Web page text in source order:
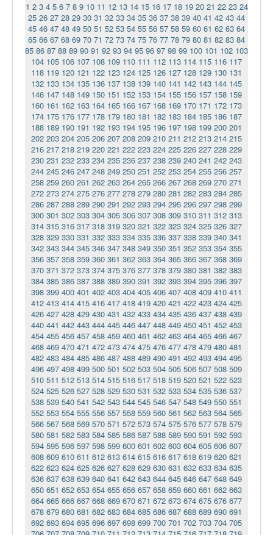
1 2 3 4 5 6 7 8 9 10 11 12 13 14 15 16 17 18 19 20 21 22 23 24
25 26 27 28 29 30 31 32 33 34 35 36 37 38 39 40 41 42 43 44
45 46 47 48 49 50 51 52 53 54 55 56 57 58 59 60 61 62 63 64
65 66 67 68 69 70 71 72 73 74 75 76 77 78 79 80 81 82 83 84
85 86 87 88 89 90 91 92 93 94 95 96 97 98 99 100 101 102 103
104 105 106 107 108 109 110 111 112 113 114 115 116 117
118 119 120 121 122 123 124 125 126 127 128 129 130 131
132 133 134 135 136 137 138 139 140 141 142 143 144 145
146 147 148 149 150 151 152 153 154 155 156 157 158 159
160 161 162 163 164 165 166 167 168 169 170 171 172 173
174 175 176 177 178 179 180 181 182 183 184 185 186 187
188 189 190 191 192 193 194 195 196 197 198 199 200 201
202 203 204 205 206 207 208 209 210 211 212 213 214 215
216 217 218 219 220 221 222 223 224 225 226 227 228 229
230 231 232 233 234 235 236 237 238 239 240 241 242 243
244 245 246 247 248 249 250 251 252 253 254 255 256 257
258 259 260 261 262 263 264 265 266 267 268 269 270 271
272 273 274 275 276 277 278 279 280 281 282 283 284 285
286 287 288 289 290 291 292 293 294 295 296 297 298 299
300 301 302 303 304 305 306 307 308 309 310 311 312 313
314 315 316 317 318 319 320 321 322 323 324 325 326 327
328 329 330 331 332 333 334 335 336 337 338 339 340 341
342 343 344 345 346 347 348 349 350 351 352 353 354 355
356 357 358 359 360 361 362 363 364 365 366 367 368 369
370 371 372 373 374 375 376 377 378 379 380 381 382 383
384 385 386 387 388 389 390 391 392 393 394 395 396 397
398 399 400 401 402 403 404 405 406 407 408 409 410 411
412 413 414 415 416 417 418 419 420 421 422 423 424 425
426 427 428 429 430 431 432 433 434 435 436 437 438 439
440 441 442 443 444 445 446 447 448 449 450 451 452 453
454 455 456 457 458 459 460 461 462 463 464 465 466 467
468 469 470 471 472 473 474 475 476 477 478 479 480 481
482 483 484 485 486 487 488 489 490 491 492 493 494 495
496 497 498 499 500 501 502 503 504 505 506 507 508 509
510 511 512 513 514 515 516 517 518 519 520 521 522 523
524 525 526 527 528 529 530 531 532 533 534 535 536 537
538 539 540 541 542 543 544 545 546 547 548 549 550 551
552 553 554 555 556 557 558 559 560 561 562 563 564 565
566 567 568 569 570 571 572 573 574 575 576 577 578 579
580 581 582 583 584 585 586 587 588 589 590 591 592 593
594 595 596 597 598 599 600 601 602 603 604 605 606 607
608 609 610 611 612 613 614 615 616 617 618 619 620 621
622 623 624 625 626 627 628 629 630 631 632 633 634 635
636 637 638 639 640 641 642 643 644 645 646 647 648 649
650 651 652 653 654 655 656 657 658 659 660 661 662 663
664 665 666 667 668 669 670 671 672 673 674 675 676 677
678 679 680 681 682 683 684 685 686 687 688 689 690 691
692 693 694 695 696 697 698 699 700 701 702 703 704 705